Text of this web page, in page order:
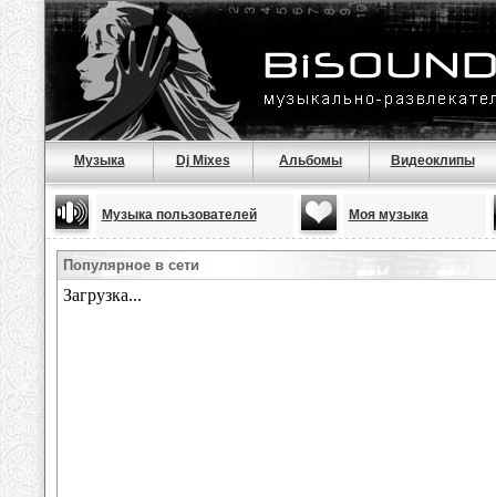
Музыка Dj Mixes Альбомы Видеоклипы
Музыка пользователей Моя музыка
Популярное в сети